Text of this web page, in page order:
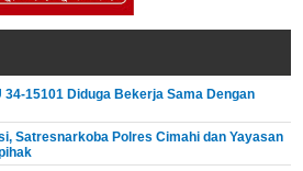
15101 Diduga Bekerja Sama Dengan
Satresnarkoba Polres Cimahi dan Yayasan